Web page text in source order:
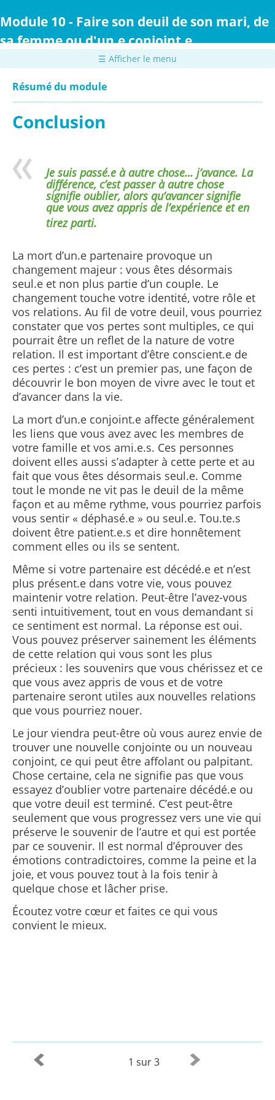
au
principal
Module 10 - Faire son deuil de son mari, de
sa femme ou d'un.e conjoint.e
☰ Afficher le menu
Résumé du module
Conclusion
Je suis passé.e à autre chose… j’avance. La
différence, c’est passer à autre chose
signifie oublier, alors qu’avancer signifie
que vous avez appris de l’expérience et en
tirez parti.
La mort d’un.e partenaire provoque un
changement majeur : vous êtes désormais
seul.e et non plus partie d’un couple. Le
changement touche votre identité, votre rôle et
vos relations. Au fil de votre deuil, vous pourriez
constater que vos pertes sont multiples, ce qui
pourrait être un reflet de la nature de votre
relation. Il est important d’être conscient.e de
ces pertes : c’est un premier pas, une façon de
découvrir le bon moyen de vivre avec le tout et
d’avancer dans la vie.
La mort d’un.e conjoint.e affecte généralement
les liens que vous avez avec les membres de
votre famille et vos ami.e.s. Ces personnes
doivent elles aussi s’adapter à cette perte et au
fait que vous êtes désormais seul.e. Comme
tout le monde ne vit pas le deuil de la même
façon et au même rythme, vous pourriez parfois
vous sentir « déphasé.e » ou seul.e. Tou.te.s
doivent être patient.e.s et dire honnêtement
comment elles ou ils se sentent.
Même si votre partenaire est décédé.e et n’est
plus présent.e dans votre vie, vous pouvez
maintenir votre relation. Peut-être l’avez-vous
senti intuitivement, tout en vous demandant si
ce sentiment est normal. La réponse est oui.
Vous pouvez préserver sainement les éléments
de cette relation qui vous sont les plus
précieux : les souvenirs que vous chérissez et ce
que vous avez appris de vous et de votre
partenaire seront utiles aux nouvelles relations
que vous pourriez nouer.
Le jour viendra peut-être où vous aurez envie de
trouver une nouvelle conjointe ou un nouveau
conjoint, ce qui peut être affolant ou palpitant.
Chose certaine, cela ne signifie pas que vous
essayez d’oublier votre partenaire décédé.e ou
que votre deuil est terminé. C’est peut-être
seulement que vous progressez vers une vie qui
préserve le souvenir de l’autre et qui est portée
par ce souvenir. Il est normal d’éprouver des
émotions contradictoires, comme la peine et la
joie, et vous pouvez tout à la fois tenir à
quelque chose et lâcher prise.
Écoutez votre cœur et faites ce qui vous
convient le mieux.
1 sur 3